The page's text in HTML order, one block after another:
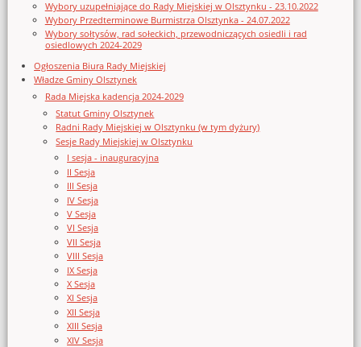
Wybory uzupełniające do Rady Miejskiej w Olsztynku - 23.10.2022
Wybory Przedterminowe Burmistrza Olsztynka - 24.07.2022
Wybory sołtysów, rad sołeckich, przewodniczących osiedli i rad
osiedlowych 2024-2029
Ogłoszenia Biura Rady Miejskiej
Władze Gminy Olsztynek
Rada Miejska kadencja 2024-2029
Statut Gminy Olsztynek
Radni Rady Miejskiej w Olsztynku (w tym dyżury)
Sesje Rady Miejskiej w Olsztynku
I sesja - inauguracyjna
II Sesja
III Sesja
IV Sesja
V Sesja
VI Sesja
VII Sesja
VIII Sesja
IX Sesja
X Sesja
XI Sesja
XII Sesja
XIII Sesja
XIV Sesja